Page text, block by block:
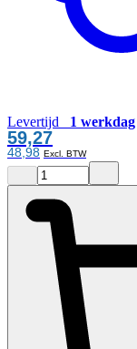
Levertijd 1 werkdag
59,27
48,98